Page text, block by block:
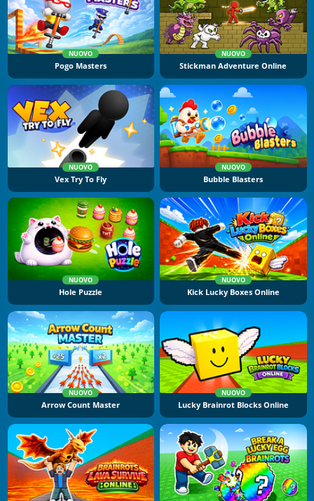
NUOVO
Pogo Masters
NUOVO
Stickman Adventure Online
NUOVO
Vex Try To Fly
NUOVO
Bubble Blasters
NUOVO
Hole Puzzle
NUOVO
Kick Lucky Boxes Online
NUOVO
Arrow Count Master
NUOVO
Lucky Brainrot Blocks Online